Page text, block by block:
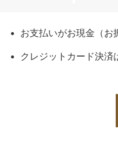
お支払いがお現金（お
クレジットカード決済